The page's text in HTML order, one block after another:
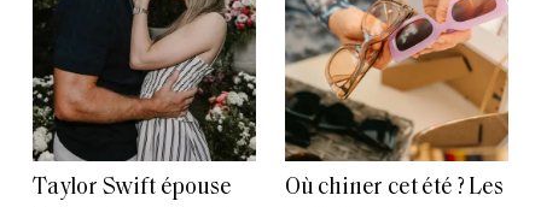
Taylor Swift épouse
Où chiner cet été ? Les